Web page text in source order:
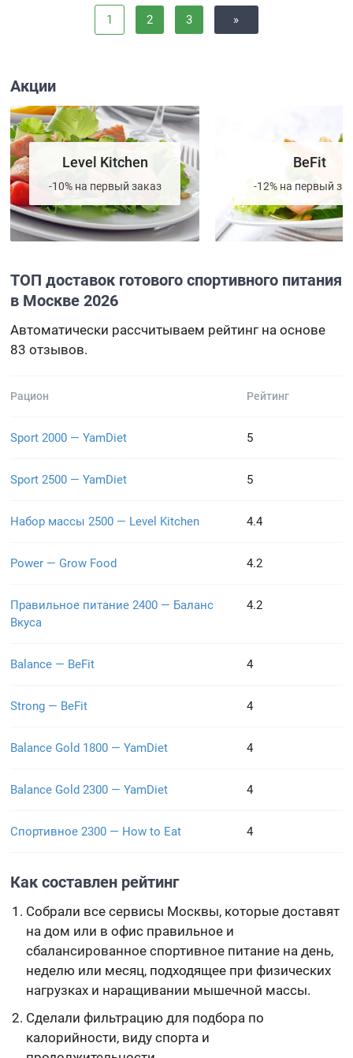
1 2 3 »
Акции
Level Kitchen
-10% на первый заказ
BeFit
-12% на первый
ТОП доставок готового спортивного питания
в Москве 2026
Автоматически рассчитываем рейтинг на основе
83 отзывов.
Рацион Рейтинг
Sport 2000 — YamDiet 5
Sport 2500 — YamDiet 5
Набор массы 2500 — Level Kitchen 4.4
Power — Grow Food 4.2
Правильное питание 2400 — Баланс
Вкуса
4.2
Balance — BeFit 4
Strong — BeFit 4
Balance Gold 1800 — YamDiet 4
Balance Gold 2300 — YamDiet 4
Спортивное 2300 — How to Eat 4
Как составлен рейтинг
Собрали все сервисы Москвы, которые доставят
на дом или в офис правильное и
сбалансированное спортивное питание на день,
неделю или месяц, подходящее при физических
нагрузках и наращивании мышечной массы.
Сделали фильтрацию для подбора по
калорийности, виду спорта и